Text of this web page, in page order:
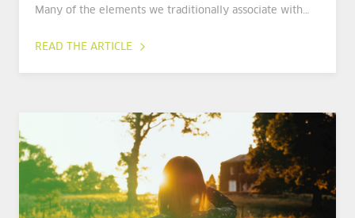
Many of the elements we traditionally associate with…
READ THE ARTICLE